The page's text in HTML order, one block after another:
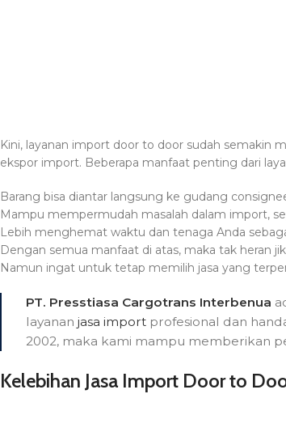
Kini, layanan import door to door sudah semakin
ekspor import. Beberapa manfaat penting dari
Barang bisa diantar langsung ke gudang
Mampu mempermudah masalah dalam import,
Lebih menghemat waktu dan tenaga Anda
Dengan semua manfaat di atas, maka tak heran
Namun ingat untuk tetap memilih jasa yang
PT. Presstiasa Cargotrans Interbenua
layanan jasa import profesional dan
2002, maka kami mampu memberikan
Kelebihan Jasa Import Door to